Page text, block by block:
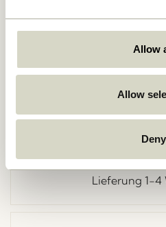
Allow
Allow
Deny
Kostenlose
Lieferung 1-4